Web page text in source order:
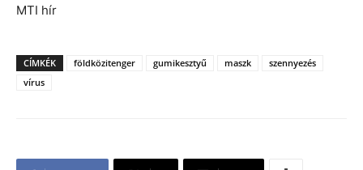
MTI hír
CÍMKÉK földközitenger gumikesztyű maszk
szennyezés
vírus